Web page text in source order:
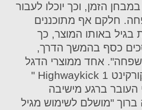
הזמן, וכך יוכלו לעבור
חלקם אף מתוכננים
באותו המוצר, כך
כסף בהמשך הדרך,
אחד ממוצרי הדגל
של החברה הוא קורקינט Highwaykick 1 "
העובר ברגע מישיבה
"מושלם לשימוש מגיל